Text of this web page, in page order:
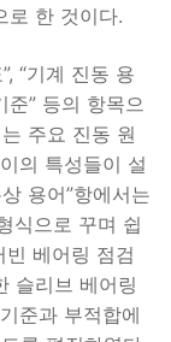
한 것이다.
“기계 진동 용
준” 등의 항목으
주요 진동 원
의 특성들이 설
용어”항에서는
식으로 꾸며 쉽
베어링 점검
슬리브 베어링
준과 부적합에